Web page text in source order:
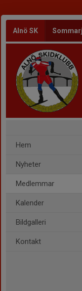
Alnö SK
Hem
Nyheter
Medlemmar
Kalender
Bildgalleri
Kontakt